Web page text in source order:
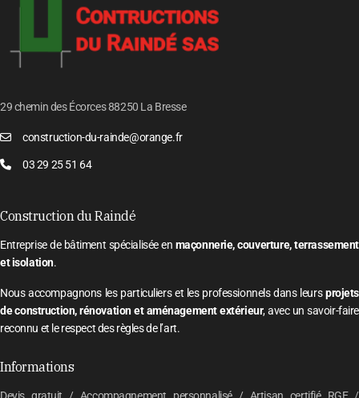
29 chemin des Écorces 88250 La Bresse
construction-du-rainde@orange.fr
03 29 25 51 64
Construction du Raindé
Entreprise de bâtiment spécialisée en maçonnerie, couverture, terrassement
et isolation.
Nous accompagnons les particuliers et les professionnels dans leursprojets
de construction, rénovation et aménagement extérieur, avec un savoir-faire
reconnu et le respect des règles de l’art.
Informations